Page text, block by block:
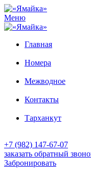
Меню
Главная
Номера
Межводное
Контакты
Тарханкут
+7 (982) 147-67-07
заказать обратный
Забронировать